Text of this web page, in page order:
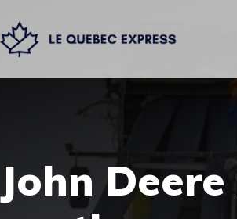
John